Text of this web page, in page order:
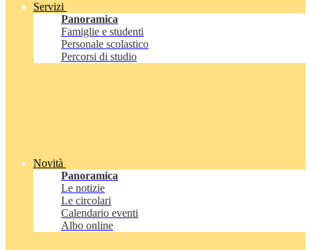
Servizi
Panoramica
Famiglie e studenti
Personale scolastico
Percorsi di studio
Novità
Panoramica
Le notizie
Le circolari
Calendario eventi
Albo online